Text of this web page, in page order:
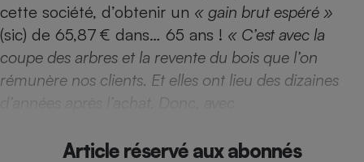
cette société, d’obtenir un « gain brut espéré »
(sic) de 65,87 € dans… 65 ans ! « C’est avec la
coupe des arbres et la revente du bois que l’on
rémunère nos clients. Et elles ont lieu des dizaines
d’années après l’achat. Donc, avec
Article réservé aux abonnés